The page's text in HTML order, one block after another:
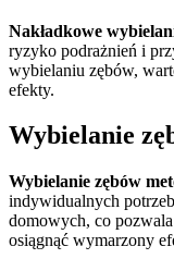
Nakładkowe
ryzyko podrażnień i
wybielaniu zębów,
efekty.
Wybielanie
Wybielanie zębów
indywidualnych
domowych, co
osiągnąć wymarzony